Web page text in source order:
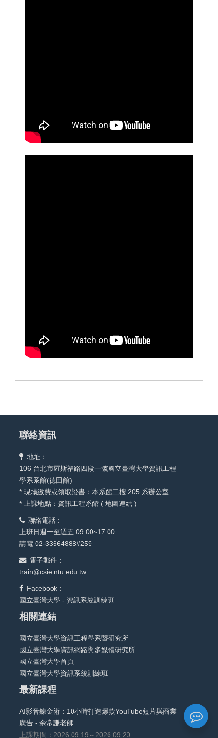
聯絡資訊
地址：
106 台北市羅斯福路四段一號國立臺灣大學資訊工程
學系系館(德田館)
* 現場繳費或領取證書：本系館二樓 205 系辦公室
* 上課地點：資訊工程系館 ( 地圖連結 )
聯絡電話：
上班日週一至週五 09:00~17:00
請電 02-33664888#259
電子郵件：
train@csie.ntu.edu.tw
Facebook：
國立臺灣大學 - 資訊系統訓練班
相關連結
國立臺灣大學資訊工程學系暨研究所
國立臺灣大學資訊網路與多媒體研究所
國立臺灣大學首頁
國立臺灣大學資訊系統訓練班
最新課程
AI影音鍊金術：10小時打造爆款YouTube短片與商業
廣告 - 余常謙老師
上課期間：2026.09.19～2026.09.20